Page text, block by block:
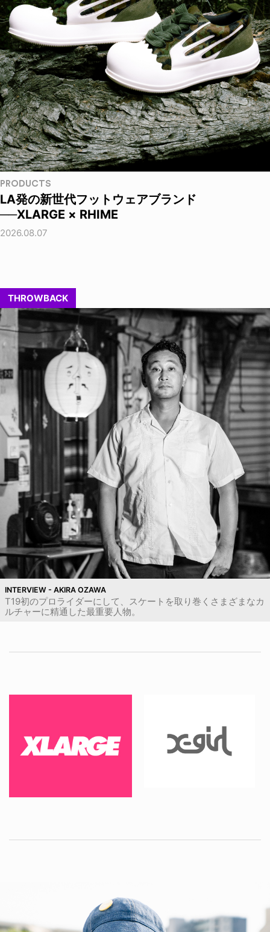
PRODUCTS
LA発の新世代フットウェアブランド
──XLARGE × RHIME
2026.08.07
THROWBACK
INTERVIEW - AKIRA OZAWA
T19初のプロライダーにして、スケートを取り巻くさまざまなカ
ルチャーに精通した最重要人物。